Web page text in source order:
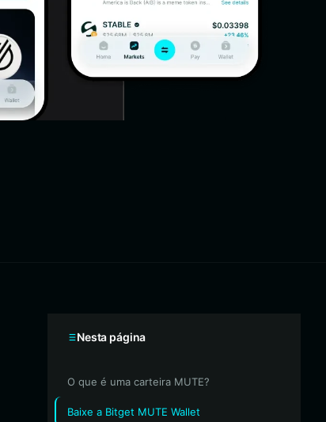
Nesta página
O que é uma carteira MUTE?
Baixe a Bitget MUTE Wallet